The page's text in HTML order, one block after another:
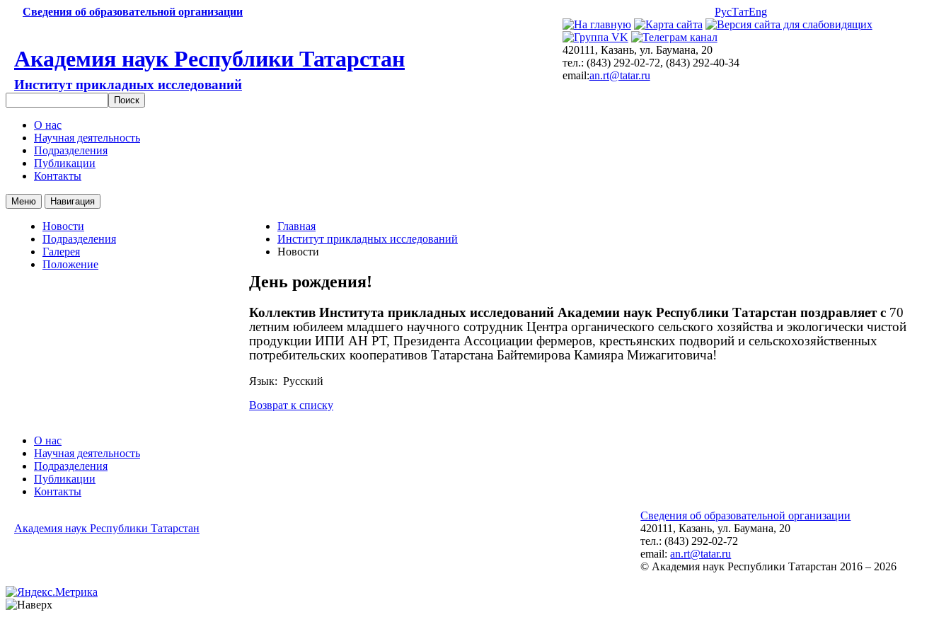
Сведения об образовательной организации РусТатEng
Академия наук Республики Татарстан
Институт прикладных исследований
420111, Казань, ул. Баумана, 20
тел.: (843) 292-02-72, (843) 292-40-34
email:an.rt@tatar.ru
О нас
Научная деятельность
Подразделения
Публикации
Контакты
Меню Навигация
Новости
Подразделения
Галерея
Положение
Главная
Институт прикладных исследований
Новости
День рождения!
Коллектив Института прикладных исследований Академии наук Республики Татарстан поздравляет с 70
летним юбилеем младшего научного сотрудник Центра органического сельского хозяйства и экологически чистой
продукции ИПИ АН РТ, Президента Ассоциации фермеров, крестьянских подворий и сельскохозяйственных
потребительских кооперативов Татарстана Байтемирова Камияра Мижагитовича!
Язык: Русский
Возврат к списку
О нас
Научная деятельность
Подразделения
Публикации
Контакты
Академия наук Республики Татарстан
Сведения об образовательной организации
420111, Казань, ул. Баумана, 20
тел.: (843) 292-02-72
email:an.rt@tatar.ru
© Академия наук Республики Татарстан 2016 – 2026